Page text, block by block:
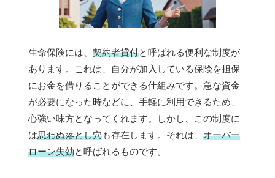
生命保険には、 契約者貸付と呼ばれる便利な制度が
あります。これは、自分が加入している保険を担保
にお金を借りることができる仕組みです。急な資金
が必要になった時などに、手軽に利用できるため、
心強い味方となってくれます。しかし、この制度に
は思わぬ落とし穴も存在します。それは、 オーバー
ローン失効と呼ばれるものです。